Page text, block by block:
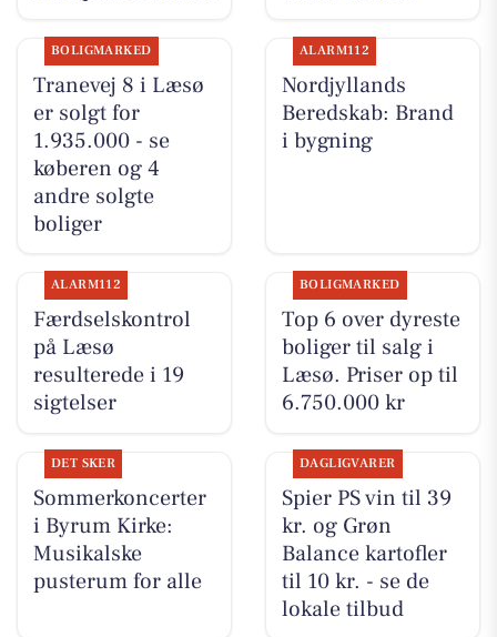
BOLIGMARKED
Tranevej 8 i Læsø
er solgt for
1.935.000 - se
køberen og 4
andre solgte
boliger
ALARM112
Nordjyllands
Beredskab: Brand
i bygning
ALARM112
Færdselskontrol
på Læsø
resulterede i 19
sigtelser
BOLIGMARKED
Top 6 over dyreste
boliger til salg i
Læsø. Priser op til
6.750.000 kr
DET SKER
Sommerkoncerter
i Byrum Kirke:
Musikalske
pusterum for alle
DAGLIGVARER
Spier PS vin til 39
kr. og Grøn
Balance kartofler
til 10 kr. - se de
lokale tilbud